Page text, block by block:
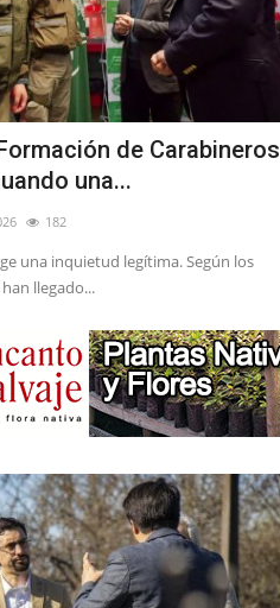
de Carabineros
una...
182
una inquietud legítima. Según los
llegado...